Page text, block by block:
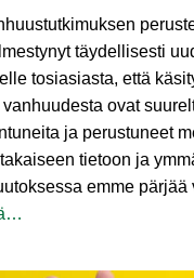
täydellisesti
tosiasiasta, että
ovat
ja perustuneet
tietoon ja
emme pärjää